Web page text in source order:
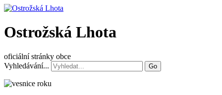
Ostrožská Lhota
oficiální stránky obce
Vyhledávání...
Go